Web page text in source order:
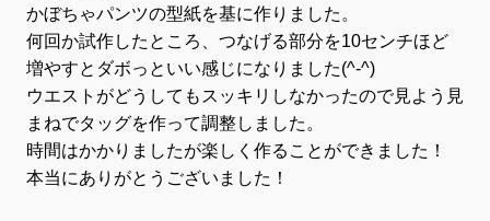
かぼちゃパンツの型紙を基に作りました。
何回か試作したところ、つなげる部分を10センチほど
増やすとダボっといい感じになりました(^-^)
ウエストがどうしてもスッキリしなかったので見よう見
まねでタッグを作って調整しました。
時間はかかりましたが楽しく作ることができました！
本当にありがとうございました！